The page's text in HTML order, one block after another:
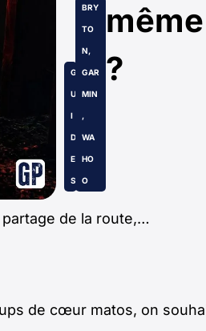
G
U
I
D
E
S
BRY
TO
N,
GAR
MIN
,
WA
HO
O
?
de la route,…
de cœur matos, on